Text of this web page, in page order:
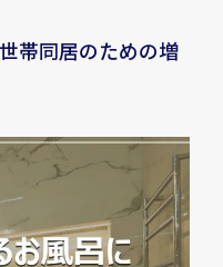
帯同居のための増